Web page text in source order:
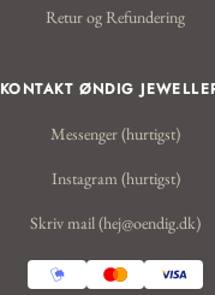
Retur og Refundering
KONTAKT ØNDIG
Messenger (hurtigst)
Instagram (hurtigst)
Skriv mail (hej@oendig.dk)